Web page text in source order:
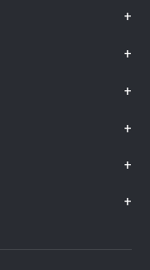
+
+
+
+
+
+